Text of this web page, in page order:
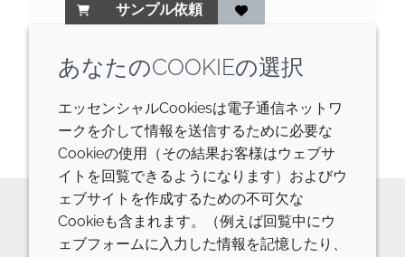
サンプル依頼
1の1を表示しています
原料の詳細やご相談などはお気軽に
あなたのCOOKIEの選択
エッセンシャルCookiesは電子通信ネットワ
ークを介して情報を送信するために必要な
Cookieの使用（その結果お客様はウェブサ
イトを回覧できるようになります）およびウ
ェブサイトを作成するための不可欠な
Cookieも含まれます。（例えば回覧中にウ
ェブフォームに入力した情報を記憶したり、